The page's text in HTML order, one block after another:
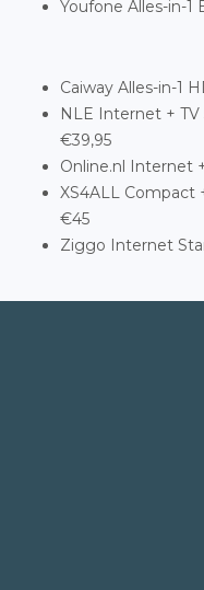
Youfone Alles-in-1
Caiway Alles-in-1
NLE Internet + TV
€39,95
Online.nl Internet
XS4ALL Compact
€45
Ziggo Internet